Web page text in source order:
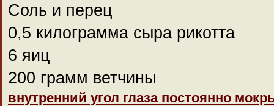
Соль и перец
0,5 килограмма сыра рикотта
6 яиц
200 грамм ветчины
внутренний угол глаза постоянно